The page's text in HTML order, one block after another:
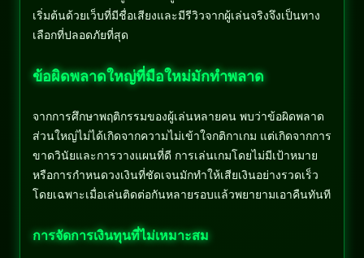
เริ่มต้นด้วยเว็บที่มีชื่อเสียงและมีรีวิวจากผู้เล่นจริงจึงเป็นทาง
เลือกที่ปลอดภัยที่สุด
ข้อผิดพลาดใหญ่ที่มือใหม่มักทำพลาด
จากการศึกษาพฤติกรรมของผู้เล่นหลายคน พบว่าข้อผิดพลาด
ส่วนใหญ่ไม่ได้เกิดจากความไม่เข้าใจกติกาเกม แต่เกิดจากการ
ขาดวินัยและการวางแผนที่ดี การเล่นเกมโดยไม่มีเป้าหมาย
หรือการกำหนดวงเงินที่ชัดเจนมักทำให้เสียเงินอย่างรวดเร็ว
โดยเฉพาะเมื่อเล่นติดต่อกันหลายรอบแล้วพยายามเอาคืนทันที
การจัดการเงินทุนที่ไม่เหมาะสม